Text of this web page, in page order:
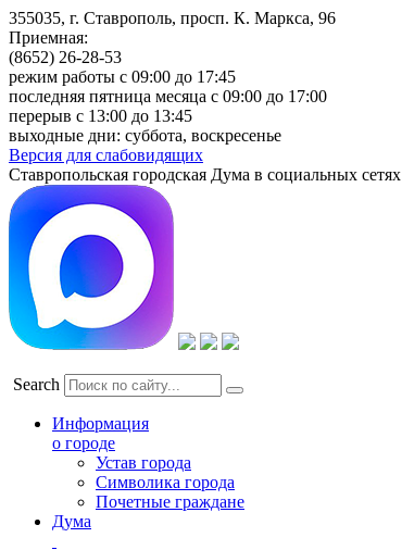
355035, г. Ставрополь, просп. К. Маркса, 96
Приемная:
(8652) 26-28-53
режим работы с 09:00 до 17:45
последняя пятница месяца с 09:00 до 17:00
перерыв с 13:00 до 13:45
выходные дни: суббота, воскресенье
Версия для слабовидящих
Ставропольская городская Дума в социальных сетях
Search
Информация
о городе
Устав города
Символика города
Почетные граждане
Дума